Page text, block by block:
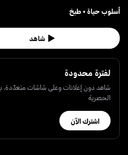
أسلوب حياة• طبخ
شاهد
لفترة محدودة
شاهد دون إعلانات وعلى شاشات متعدّدة،
الحصرية
اشترك الآن